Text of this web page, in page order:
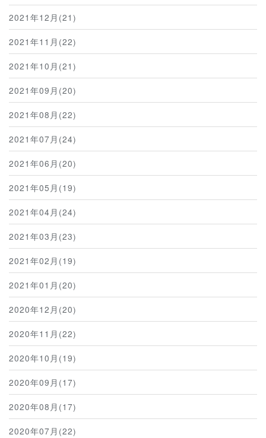
2021年12月(21)
2021年11月(22)
2021年10月(21)
2021年09月(20)
2021年08月(22)
2021年07月(24)
2021年06月(20)
2021年05月(19)
2021年04月(24)
2021年03月(23)
2021年02月(19)
2021年01月(20)
2020年12月(20)
2020年11月(22)
2020年10月(19)
2020年09月(17)
2020年08月(17)
2020年07月(22)